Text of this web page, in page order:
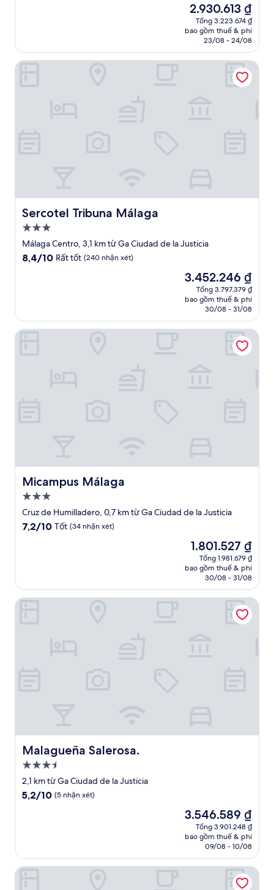
nhận
xét)
Giá
hiện
tại
2.930.613 ₫
2.930.613 ₫
Tổng 3.223.674 ₫
bao gồm thuế & phí
23/08 - 24/08
Sercotel Tribuna Málaga
Sercotel Tribuna Málaga
Nơi
lưu
trú
Málaga Centro, 3,1 km từ Ga Ciudad de la Justicia
8.4
nhận
xét)
8,4/10 Rất tốt (240 nhận xét)
Giá
hiện
tại
3.452.246 ₫
3.452.246 ₫
Tổng 3.797.379 ₫
bao gồm thuế & phí
30/08 - 31/08
Sercotel Tribuna Málaga
Micampus Málaga
Micampus Málaga
Nơi
lưu
trú
Cruz de Humilladero, 0,7 km từ Ga Ciudad de la Justicia
7.2
xét)
7,2/10 Tốt (34 nhận xét)
Giá
hiện
tại
1.801.527 ₫
1.801.527 ₫
Tổng 1.981.679 ₫
bao gồm thuế & phí
30/08 - 31/08
Micampus Málaga
Malagueña Salerosa.
Malagueña Salerosa.
Nơi
lưu
trú
2,1 km từ Ga Ciudad de la Justicia
5.2
5,2/10 (5 nhận xét)
Giá
hiện
tại
3.546.589 ₫
3.546.589 ₫
Tổng 3.901.248 ₫
bao gồm thuế & phí
09/08 - 10/08
Malagueña Salerosa.
H10 Croma Malaga